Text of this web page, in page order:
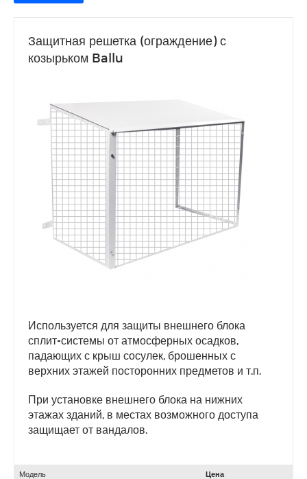
Защитная решетка (ограждение) с
козырьком Ballu
Используется для защиты внешнего блока
сплит-системы от атмосферных осадков,
падающих с крыш сосулек, брошенных с
верхних этажей посторонних предметов и т.п.
При установке внешнего блока на нижних
этажах зданий, в местах возможного доступа
защищает от вандалов.
Модель Цена